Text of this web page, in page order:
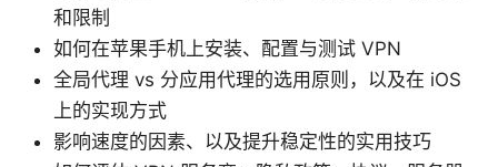
和限制
如何在苹果手机上安装、配置与测试 VPN
全局代理 vs 分应用代理的选用原则，以及在 iOS
上的实现方式
影响速度的因素、以及提升稳定性的实用技巧